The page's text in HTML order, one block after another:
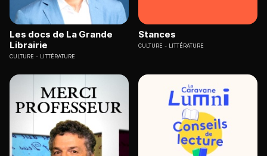
Les docs de La Grande
Librairie
CULTURE LITTÉRATURE
Stances
CULTURE LITTÉRATURE